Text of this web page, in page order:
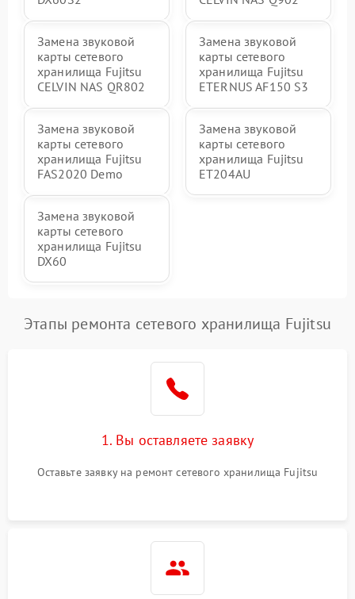
Замена звуковой
карты сетевого
хранилища Fujitsu
CELVIN NAS QR802
Замена звуковой
карты сетевого
хранилища Fujitsu
ETERNUS AF150 S3
Замена звуковой
карты сетевого
хранилища Fujitsu
FAS2020 Demo
Замена звуковой
карты сетевого
хранилища Fujitsu
ET204AU
Замена звуковой
карты сетевого
хранилища Fujitsu
DX60
Этапы ремонта сетевого хранилища Fujitsu
1. Вы оставляете заявку
Оставьте заявку на ремонт сетевого хранилища Fujitsu